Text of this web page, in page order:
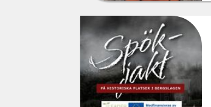
Västernorrlands län
Västmanlands län
Västra Götalands län
Hyltebruk
Hässleholm
Järpen
Karlshamn